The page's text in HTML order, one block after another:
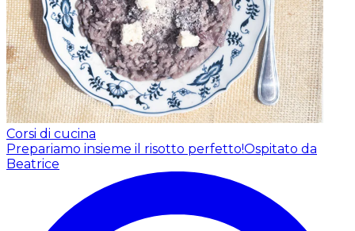
Corsi di cucina
Prepariamo insieme il risotto perfetto!Ospitato da
Beatrice